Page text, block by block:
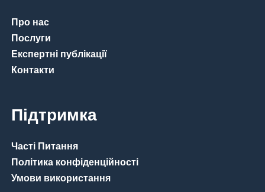
Про нас
Послуги
Експертні публікації
Контакти
Підтримка
Часті Питання
Політика конфіденційності
Умови використання